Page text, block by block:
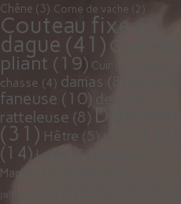
Chêne (3) Corne de vache (2)
Couteau fixe et
dague (41) Couteau
pliant (19) Cuir
chasse (4) damas (8)
faneuse (10) dent de
ratteleuse (8) Disponible
(31) Hêtre (5)
(14) Lame
Manche
palissandre